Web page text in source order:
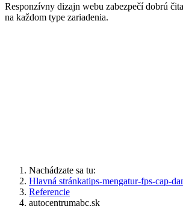
Responzívny dizajn webu zabezpečí dobrú
na každom type zariadenia.
Nachádzate sa tu:
Hlavná stránkatips-mengatur-fps-cap-
Referencie
autocentrumabc.sk